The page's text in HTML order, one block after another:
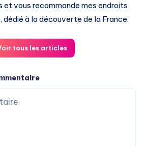
et vous recommande mes endroits
à la découverte de la France.
tous les articles